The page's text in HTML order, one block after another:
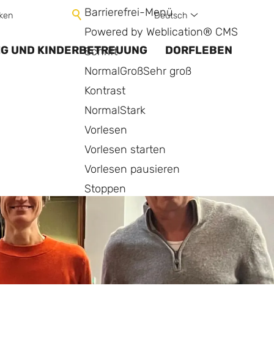
Barrierefrei-Menü
Powered by Weblication® CMS
Schrift
NormalGroßSehr groß
Kontrast
NormalStark
Vorlesen
Vorlesen starten
Vorlesen pausieren
Stoppen
Deutsch
UND KINDERBETREUUNG DORFLEBEN